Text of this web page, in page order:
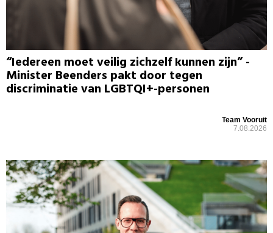
“Iedereen moet veilig zichzelf kunnen zijn” -
Minister Beenders pakt door tegen
discriminatie van LGBTQI+-personen
Team Vooruit
7.08.2026